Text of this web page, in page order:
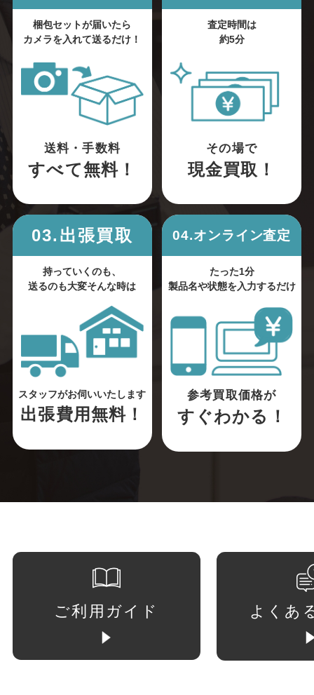
梱包セットが届いたら
カメラを入れて送るだけ！
送料・手数料
すべて無料！
査定時間は
約5分
その場で
現金買取！
03.出張買取
持っていくのも、
送るのも大変そんな時は
スタッフがお伺いいたします
出張費用無料！
04.オンライン査定
たった1分
製品名や状態を入力するだけ
参考買取価格が
すぐわかる！
ご利用ガイド よくあ